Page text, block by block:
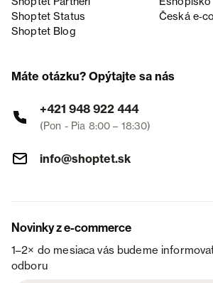
Shoptet Status
Česká
Shoptet Blog
Máte otázku? Opýtajte sa nás
+421 948 922 444
(Pon - Pia 8:00 – 18:30)
info@shoptet.sk
Novinky z e-commerce
1–2× do mesiaca vás budeme
odboru